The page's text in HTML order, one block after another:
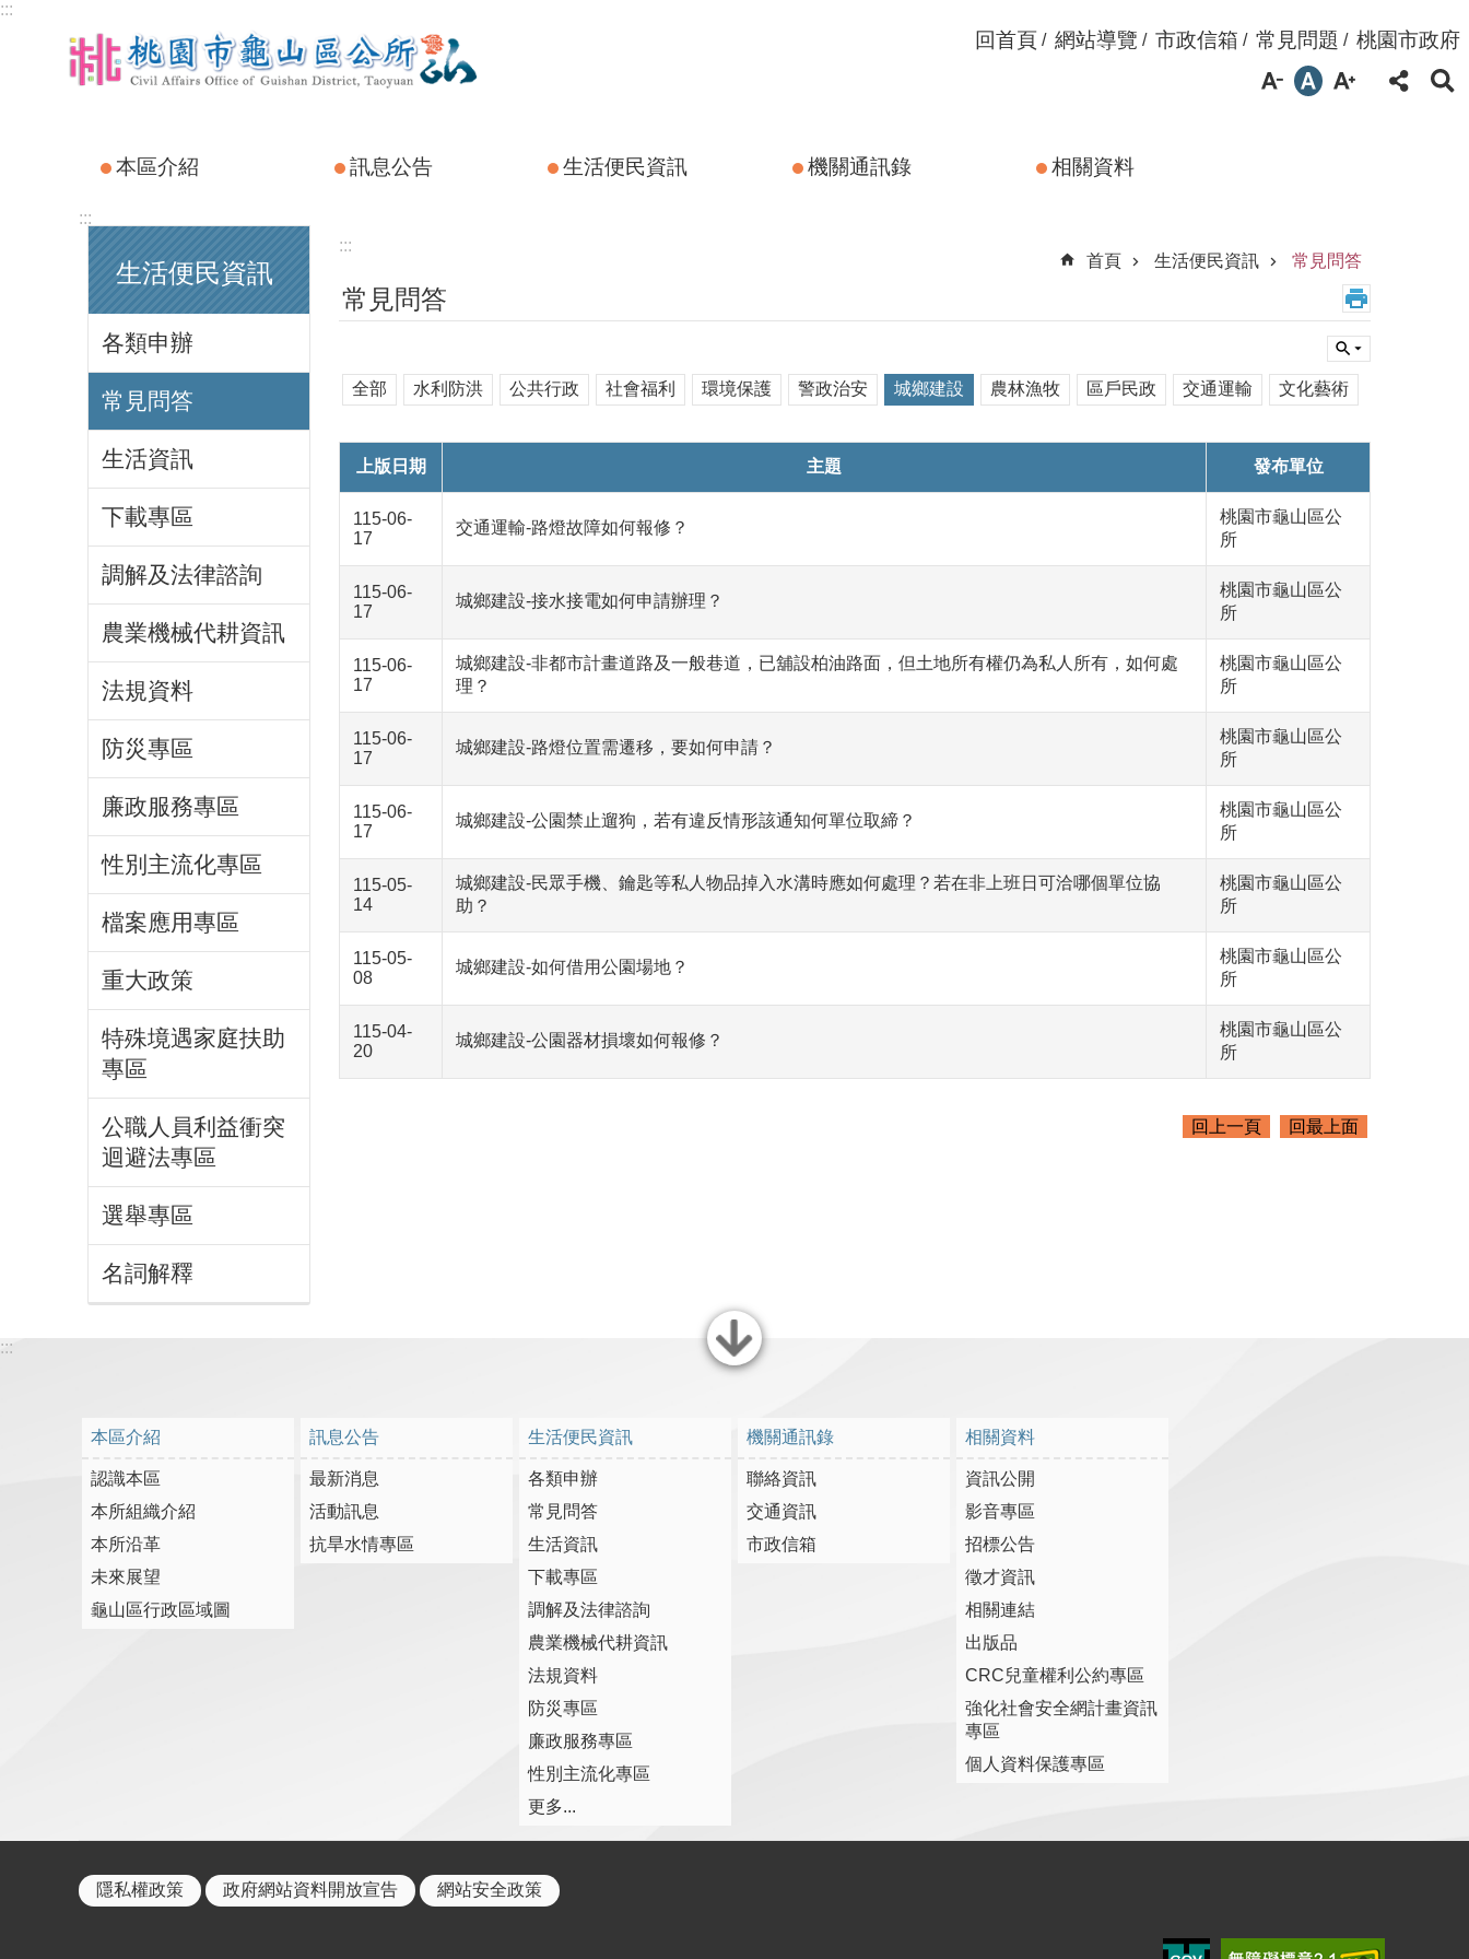
跳到主要內容區塊
:::
回首頁 網站導覽 市政信箱 常見問題 桃園市政府
本區介紹 訊息公告 生活便民資訊 機關通訊錄 相關資料
:::
生活便民資訊
各類申辦
常見問答
生活資訊
下載專區
調解及法律諮詢
農業機械代耕資訊
法規資料
防災專區
廉政服務專區
性別主流化專區
檔案應用專區
重大政策
特殊境遇家庭扶助
專區
公職人員利益衝突
迴避法專區
選舉專區
名詞解釋
:::
首頁
生活便民資訊 常見問答
常見問答
全部 水利防洪 公共行政 社會福利 環境保護 警政治安 城鄉建設 農林漁牧 區戶民政 交通運輸 文化藝術
上版日期 主題 發布單位
115-06-
17
交通運輸-路燈故障如何報修？
桃園市龜山區公
所
115-06-
17
城鄉建設-接水接電如何申請辦理？
桃園市龜山區公
所
115-06-
17
城鄉建設-非都市計畫道路及一般巷道，已舖設柏油路面，但土地所有權仍為私人所有，如何處
理？
桃園市龜山區公
所
115-06-
17
城鄉建設-路燈位置需遷移，要如何申請？
桃園市龜山區公
所
115-06-
17
城鄉建設-公園禁止遛狗，若有違反情形該通知何單位取締？
桃園市龜山區公
所
115-05-
14
城鄉建設-民眾手機、鑰匙等私人物品掉入水溝時應如何處理？若在非上班日可洽哪個單位協
助？
桃園市龜山區公
所
115-05-
08
城鄉建設-如何借用公園場地？
桃園市龜山區公
所
115-04-
20
城鄉建設-公園器材損壞如何報修？
桃園市龜山區公
所
回上一頁 回最上面
關閉
:::
本區介紹
認識本區
本所組織介紹
本所沿革
未來展望
龜山區行政區域圖
訊息公告
最新消息
活動訊息
抗旱水情專區
生活便民資訊
各類申辦
常見問答
生活資訊
下載專區
調解及法律諮詢
農業機械代耕資訊
法規資料
防災專區
廉政服務專區
性別主流化專區
更多...
機關通訊錄
聯絡資訊
交通資訊
市政信箱
相關資料
資訊公開
影音專區
招標公告
徵才資訊
相關連結
出版品
CRC兒童權利公約專區
強化社會安全網計畫資訊
專區
個人資料保護專區
隱私權政策 政府網站資料開放宣告 網站安全政策